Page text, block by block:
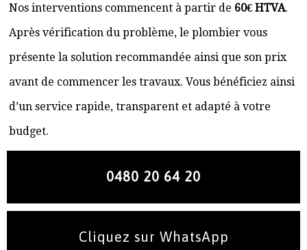
Nos interventions commencent à partir de 60€ HTVA.
Après vérification du problème, le plombier vous
présente la solution recommandée ainsi que son prix
avant de commencer les travaux. Vous bénéficiez ainsi
d’un service rapide, transparent et adapté à votre
budget.
0480 20 64 20
Cliquez sur WhatsApp